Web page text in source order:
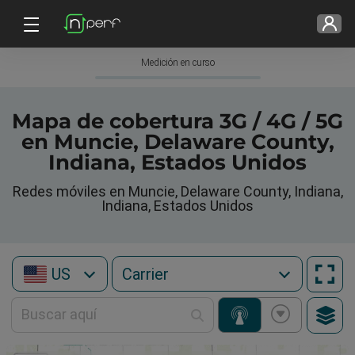
Medición en curso
Mapa de cobertura 3G / 4G / 5G
en Muncie, Delaware County,
Indiana, Estados Unidos
Redes móviles en Muncie, Delaware County, Indiana,
Indiana, Estados Unidos
US